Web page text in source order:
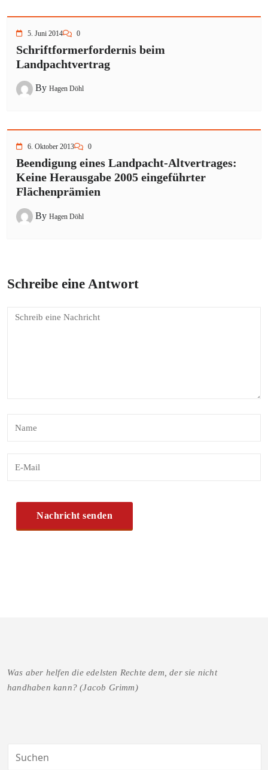
5. Juni 2014 0
Schriftformerfordernis beim
Landpachtvertrag
By Hagen Döhl
6. Oktober 2013 0
Beendigung eines Landpacht-Altvertrages:
Keine Herausgabe 2005 eingeführter
Flächenprämien
By Hagen Döhl
Schreibe eine Antwort
Was aber helfen die edelsten Rechte dem, der sie nicht
handhaben kann? (Jacob Grimm)